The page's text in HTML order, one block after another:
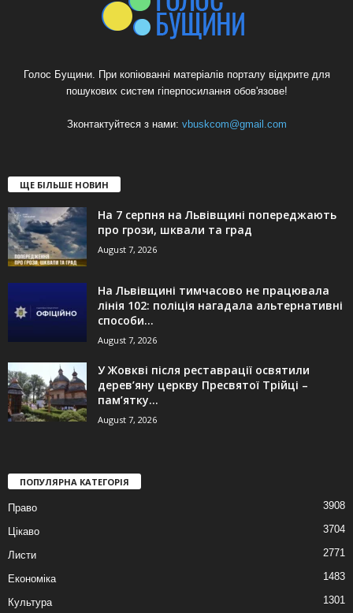
Голос Бущини. При копіюванні матеріалів порталу відкрите для
пошукових систем гіперпосилання обов'язове!
Зконтактуйтеся з нами: vbuskcom@gmail.com
ЩЕ БІЛЬШЕ НОВИН
На 7 серпня на Львівщині попереджають
про грози, шквали та град
August 7, 2026
На Львівщині тимчасово не працювала
лінія 102: поліція нагадала альтернативні
способи...
August 7, 2026
У Жовкві після реставрації освятили
дерев’яну церкву Пресвятої Трійці –
пам’ятку...
August 7, 2026
ПОПУЛЯРНА КАТЕГОРІЯ
Право 3908
Цікаво 3704
Листи 2771
Економіка 1483
Культура 1301